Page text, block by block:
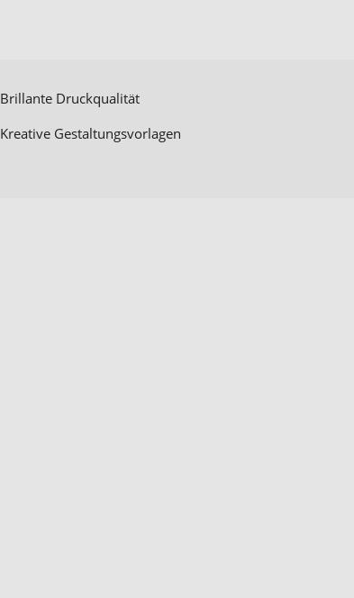
Brillante Druckqualität
Kreative Gestaltungsvorlagen